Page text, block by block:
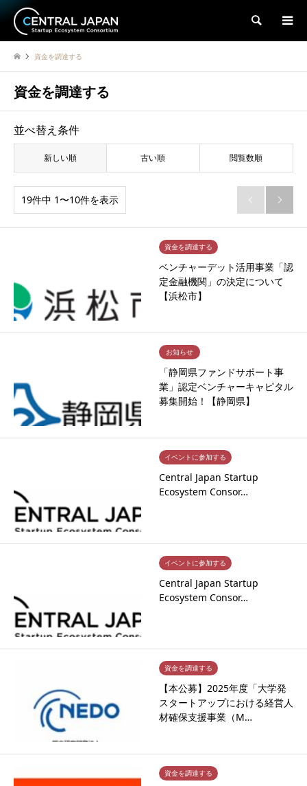
検索
資金を調達する
資金を調達する
並べ替え条件
新しい順 古い順 閲覧数順
19件中 1〜10件を表示  
資金を調達する
ベンチャーデット活用事業「認
定金融機関」の決定について
【浜松市】
お知らせ
「静岡県ファンドサポート事
業」認定ベンチャーキャピタル
募集開始！【静岡県】
イベントに参加する
Central Japan Startup
Ecosystem Consor…
イベントに参加する
Central Japan Startup
Ecosystem Consor…
資金を調達する
【本公募】2025年度「大学発
スタートアップにおける経営人
材確保支援事業（M…
資金を調達する